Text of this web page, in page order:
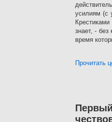
усилиям (с
знает, -
время
Прочитать